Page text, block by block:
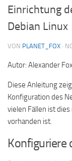
Einrichtung
Debian Linux
VON PLANET_FOX ·
Autor: Alexander
Diese Anleitung
Konfiguration des
vielen Fällen ist
vorhanden ist.
Konfiguriere